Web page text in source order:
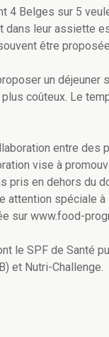
4 Belges sur 5
dans leur assiette
être
un déjeuner
coûteux. Le
entre
vise à
pris en dehors du
attention spéciale
sur www.food-
le SPF de Santé
et Nutri-Challenge.